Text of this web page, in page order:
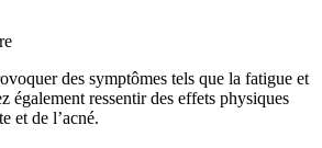
des symptômes tels que la fatigue et
également ressentir des effets physiques
et de l’acné.